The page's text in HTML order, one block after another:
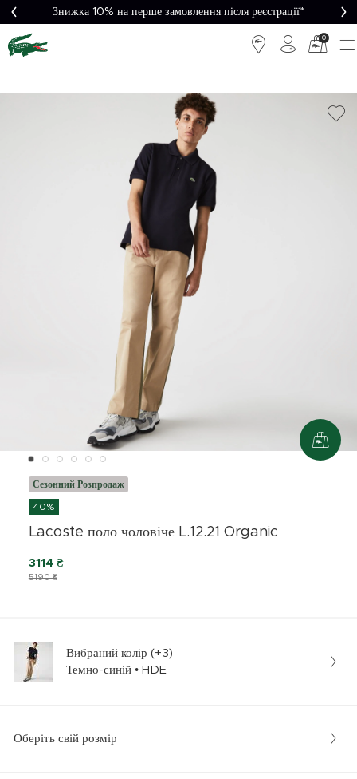
Знижка 10% на перше замовлення після реєстрації*
0
Сезонний Розпродаж
40%
Lacoste поло чоловіче L.12.21 Organic
5190 ₴
3114 ₴
Вибраний колір (+3)
Темно-синій • HDE
Оберіть свій розмір
повернення
Безкоштовна
доставка від
5000₴*